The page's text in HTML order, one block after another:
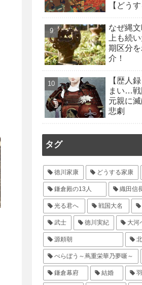
【どう
なぜ縄
上も続
期区分
介！
【歴人
まい…戦
元親に
悲劇
タグ
徳川家康 どうする家康
鎌倉殿の13人 織田信
光る君へ 戦国大名
武士 徳川実紀 大河
源頼朝
べらぼう～蔦重栄華乃夢噺～
鎌倉幕府 結婚